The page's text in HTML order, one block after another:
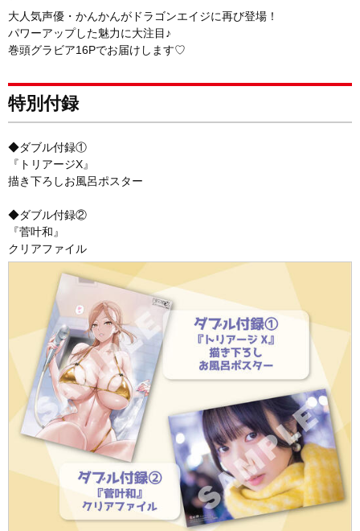
大人気声優・かんかんがドラゴンエイジに再び登場！
パワーアップした魅力に大注目♪
巻頭グラビア16Pでお届けします♡
特別付録
◆ダブル付録①
『トリアージX』
描き下ろしお風呂ポスター
◆ダブル付録②
『菅叶和』
クリアファイル